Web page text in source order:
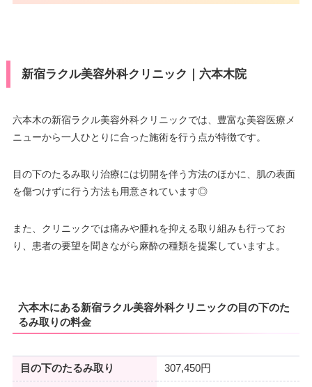
新宿ラクル美容外科クリニック｜六本木院
六本木の新宿ラクル美容外科クリニックでは、豊富な美容医療メ
ニューから一人ひとりに合った施術を行う点が特徴です。
目の下のたるみ取り治療には切開を伴う方法のほかに、肌の表面
を傷つけずに行う方法も用意されています◎
また、クリニックでは痛みや腫れを抑える取り組みも行ってお
り、患者の要望を聞きながら麻酔の種類を提案していますよ。
六本木にある新宿ラクル美容外科クリニックの目の下のた
るみ取りの料金
目の下のたるみ取り 307,450円